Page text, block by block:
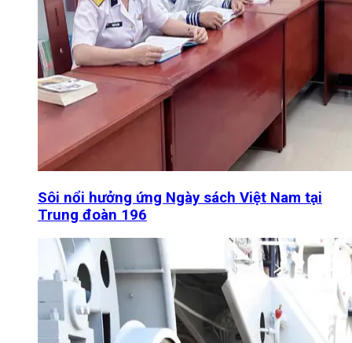
Sôi nổi hưởng ứng Ngày sách Việt Nam tại
Trung đoàn 196